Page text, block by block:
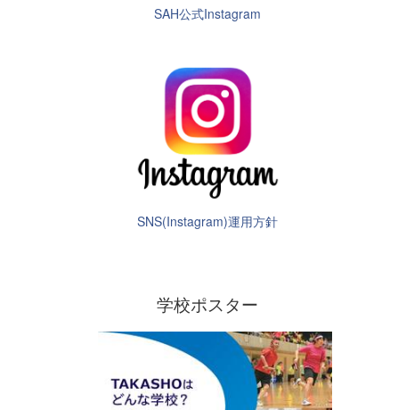
SAH公式Instagram
SNS(Instagram)運用方針
学校ポスター